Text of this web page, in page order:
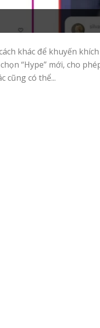
khác để khuyến
“Hype” mới, cho
cũng có thể...